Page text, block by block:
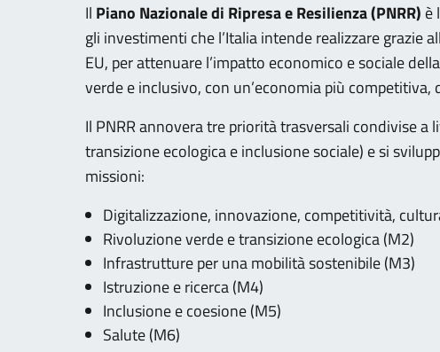
Il Piano Nazionale di Ripresa e Resilienza (PNRR) è
gli investimenti che l’Italia intende realizzare grazie
EU, per attenuare l’impatto economico e sociale
verde e inclusivo, con un’economia più competitiva,
Il PNRR annovera tre priorità trasversali condivise
transizione ecologica e inclusione sociale) e si
missioni:
Digitalizzazione, innovazione, competitività,
Rivoluzione verde e transizione ecologica (M2)
Infrastrutture per una mobilità sostenibile (M3)
Istruzione e ricerca (M4)
Inclusione e coesione (M5)
Salute (M6)